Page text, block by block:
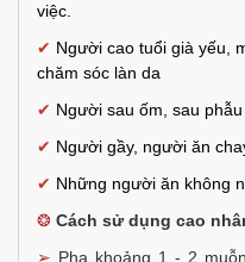
việc.
✔ Người cao tuổi già yếu,
chăm sóc làn da
✔ Người sau ốm, sau
✔ Người gầy, người ăn
✔ Những người ăn không
❂ Cách sử dụng cao
➢ Pha khoảng 1 - 2